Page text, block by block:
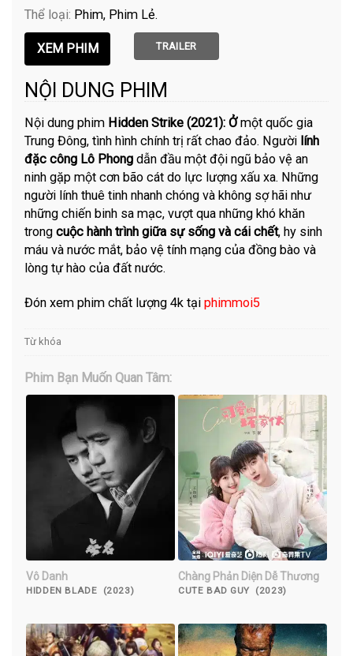
Thể loại: Phim Phim Lẻ
TRAILER
NỘI DUNG PHIM
Nội dung phim Hidden Strike (2021): Ởmột quốc gia
Trung Đông, tình hình chính trị rất chao đảo. Người lính
đặc công Lô Phong dẫn đầu một đội ngũ bảo vệ an
ninh gặp một cơn bão cát do lực lượng xấu xa. Những
người lính thuê tinh nhanh chóng và không sợ hãi như
những chiến binh sa mạc, vượt qua những khó khăn
trongcuộc hành trình giữa sự sống và cái chết, hy sinh
máu và nước mắt, bảo vệ tính mạng của đồng bào và
lòng tự hào của đất nước.
Đón xem phim chất lượng 4k tạiphimmoi5
Từ khóa
Phim Bạn Muốn Quan Tâm:
Vô Danh
HIDDEN BLADE (2023)
Chàng Phản Diện Dễ Thương
CUTE BAD GUY (2023)